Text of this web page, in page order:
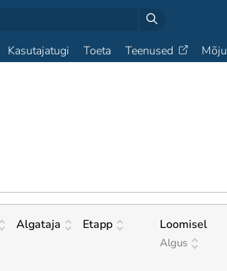
Kasutajatugi Toeta Teenused Mõju
Algataja Etapp Loomisel
Algus